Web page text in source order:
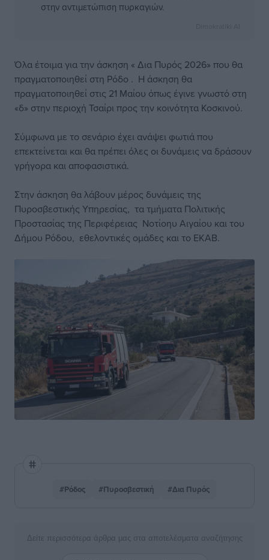
στην αντιμετώπιση πυρκαγιών.
Όλα έτοιμα για την άσκηση « Δια Πυρός 2026» που θα
πραγματοποιηθεί στη Ρόδο . Η άσκηση θα
πραγματοποιηθεί στις 21 Μαίου όπως έγινε γνωστό στη
«δ» στην περιοχή Τσαίρι προς την κοινότητα Κοσκινού.
Σύμφωνα με το σενάριο έχει ανάψει φωτιά που
επεκτείνεται και θα πρέπει όλες οι δυνάμεις να δράσουν
γρήγορα και αποφασιστικά.
Στην άσκηση θα λάβουν μέρος δυνάμεις της
Πυροσβεστικής Υπηρεσίας, τα τμήματα Πολιτικής
Προστασίας της Περιφέρειας Νοτίοηυ Αιγαίου και του
Δήμου Ρόδου, εθελοντικές ομάδες και το ΕΚΑΒ.
#Ρόδος #Πυροσβεστική #Δια Πυρός
Δείτε περισσότερα άρθρα μας στα αποτελέσματα αναζήτησης